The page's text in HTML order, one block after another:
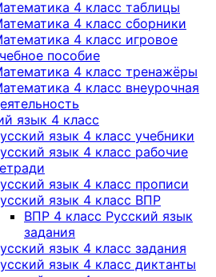
4 класс таблицы
4 класс сборники
4 класс игровое
пособие
4 класс тренажёры
4 класс внеурочная
язык 4 класс
язык 4 класс учебники
язык 4 класс рабочие
язык 4 класс прописи
язык 4 класс ВПР
ВПР 4 класс Русский язык
задания
язык 4 класс задания
язык 4 класс диктанты